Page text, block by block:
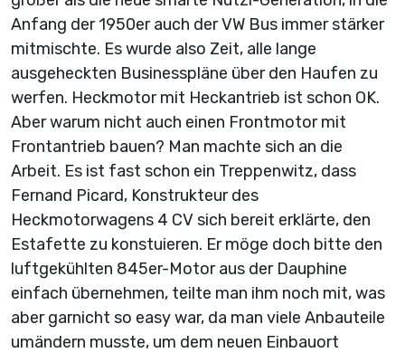
Anfang der 1950er auch der VW Bus immer stärker
mitmischte. Es wurde also Zeit, alle lange
ausgeheckten Businesspläne über den Haufen zu
werfen. Heckmotor mit Heckantrieb ist schon OK.
Aber warum nicht auch einen Frontmotor mit
Frontantrieb bauen? Man machte sich an die
Arbeit. Es ist fast schon ein Treppenwitz, dass
Fernand Picard, Konstrukteur des
Heckmotorwagens 4 CV sich bereit erklärte, den
Estafette zu konstuieren. Er möge doch bitte den
luftgekühlten 845er-Motor aus der Dauphine
einfach übernehmen, teilte man ihm noch mit, was
aber garnicht so easy war, da man viele Anbauteile
umändern musste, um dem neuen Einbauort